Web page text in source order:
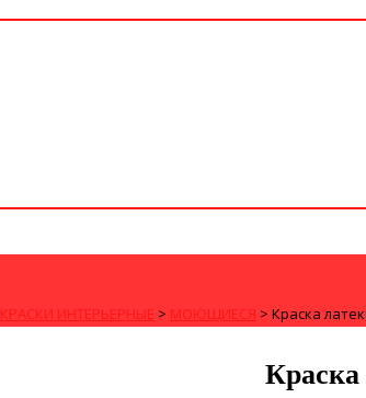
КРАСКИ ИНТЕРЬЕРНЫЕ > МОЮЩИЕСЯ > Краска